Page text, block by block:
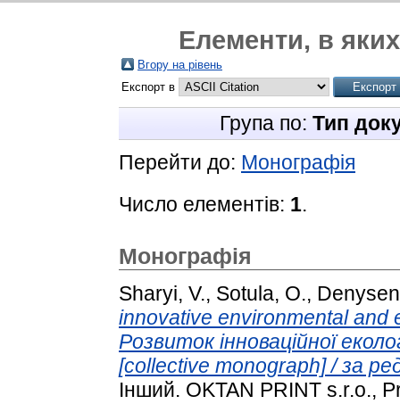
Елементи, в
Вгору на рівень
Експорт в
Група по: Тип
Перейти до: Монографія
Число елементів: 1.
Монографія
Sharyi, V., Sotula, O.,
innovative environmental and
Розвиток інноваційної
[collective monograph] / за
Інший. OKTAN PRINT s.r.o.,